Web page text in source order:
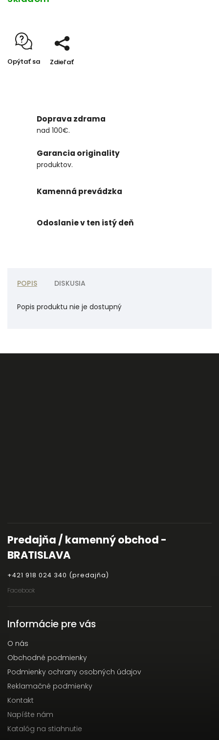
Opýtať sa Zdieľať
Doprava zdrama
nad 100€.
Garancia originality
produktov.
Kamenná prevádzka
Odoslanie v ten istý deň
POPIS DISKUSIA
Popis produktu nie je dostupný
Predajňa / kamenný obchod -
BRATISLAVA
+421 918 024 340 (predajňa)
Facebook
Informácie pre vás
O nás
Obchodné podmienky
Podmienky ochrany osobných údajov
Reklamačné podmienky
Kontakt
Napíšte nám
Katalóg na stiahnutie